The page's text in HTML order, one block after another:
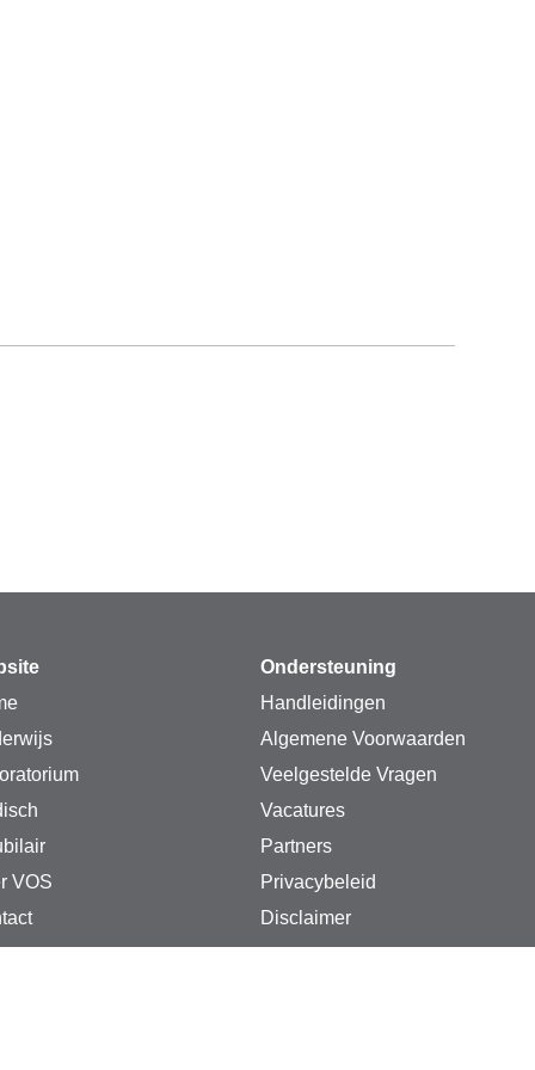
VOS
Ondersteuning
Handleidingen
Algemene Voorwaarden
Veelgestelde Vragen
Vacatures
Partners
Privacybeleid
Disclaimer